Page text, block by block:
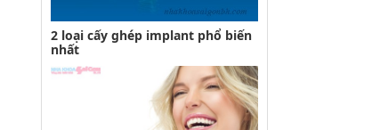
2 loại cấy ghép implant phổ biến
nhất